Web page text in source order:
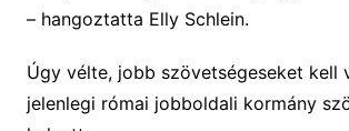
– hangoztatta Elly Schlein.
Úgy vélte, jobb szövetségeseket kell
jelenlegi római jobboldali kormány